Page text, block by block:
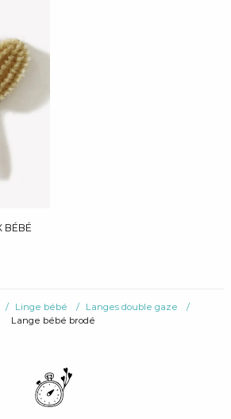
BÉBÉ
Linge bébé
Langes double gaze
Lange bébé brodé